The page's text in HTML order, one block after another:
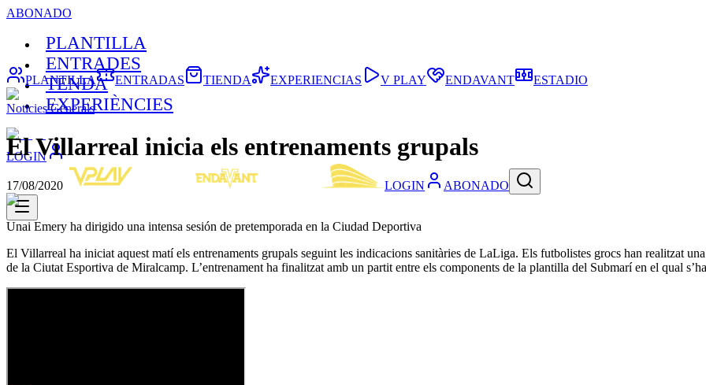
ABONADO
PLANTILLA
ENTRADES
TENDA
EXPERIÈNCIES
LOGIN
LOGIN ABONADO
PLANTILLA ENTRADAS TIENDA EXPERIENCIAS V PLAY ENDAVANT ESTADIO
Noticies Generals
El Villarreal inicia els entrenaments grupals
17/08/2020
Unai Emery ha dirigido una intensa sesión de pretemporada en la Ciudad Deportiva
El Villarreal ha iniciat aquest matí els entrenaments grupals seguint les indicacions sanitàries de LaLiga. Els futbolistes grocs han realitzat
de la Ciutat Esportiva de Miralcamp. L’entrenament ha finalitzat amb un partit entre els components de la plantilla del Submarí en el qual